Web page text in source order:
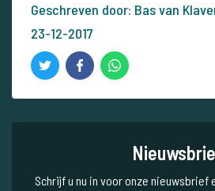
Geschreven door: Bas van
23-12-2017
Schrijf u nu in voor onze nieuwsbrief